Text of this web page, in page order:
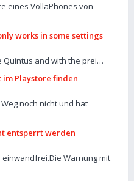
eines VollaPhones von
works in some settings
Quintus and with the prei…
im Playstore finden
noch nicht und hat
entsperrt werden
einwandfrei.Die Warnung mit